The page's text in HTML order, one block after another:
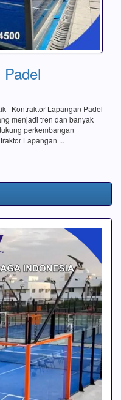
| Kontraktor Lapangan Padel
menjadi tren dan banyak
perkembangan
Lapangan ...